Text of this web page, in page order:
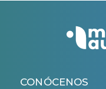
CONÓCENOS